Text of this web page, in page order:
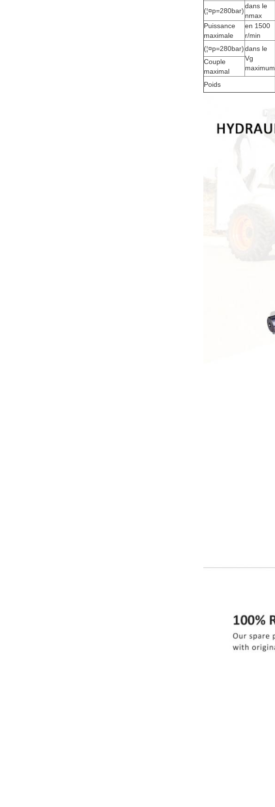
(¦¤p=280bar)
dans le
nmax
Puissance
maximale
en 1500
r/min
(¦¤p=280bar)dans le
Vg
maximum
Couple
maximal
Poids